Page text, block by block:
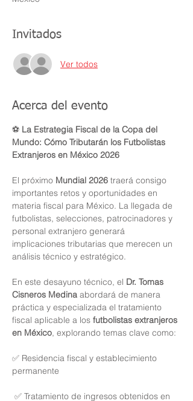
Invitados
Ver todos
Acerca del evento
⚽ La Estrategia Fiscal de la Copa del
Mundo: Cómo Tributarán los Futbolistas
Extranjeros en México 2026
El próximo Mundial 2026 traerá consigo
importantes retos y oportunidades en
materia fiscal para México. La llegada de
futbolistas, selecciones, patrocinadores y
personal extranjero generará
implicaciones tributarias que merecen un
análisis técnico y estratégico.
En este desayuno técnico, el Dr. Tomas
Cisneros Medina abordará de manera
práctica y especializada el tratamiento
fiscal aplicable a los futbolistas extranjeros
en México, explorando temas clave como:
✅ Residencia fiscal y establecimiento
permanente